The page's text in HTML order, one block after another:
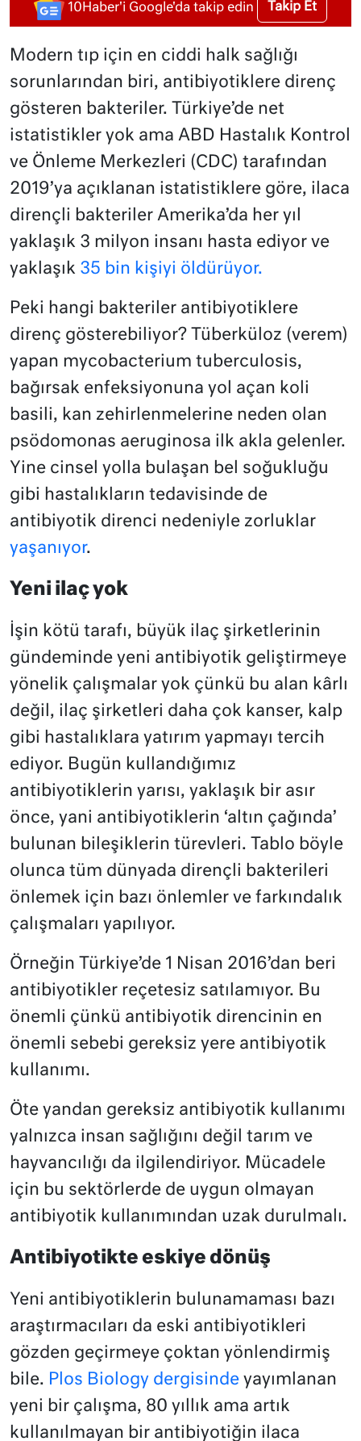
10Haber'i Google'da takip edin Takip Et
Modern tıp için en ciddi halk sağlığı
sorunlarından biri, antibiyotiklere direnç
gösteren bakteriler. Türkiye’de net
istatistikler yok ama ABD Hastalık Kontrol
ve Önleme Merkezleri (CDC) tarafından
2019’ya açıklanan istatistiklere göre, ilaca
dirençli bakteriler Amerika’da her yıl
yaklaşık 3 milyon insanı hasta ediyor ve
yaklaşık 35 bin kişiyi öldürüyor.
Peki hangi bakteriler antibiyotiklere
direnç gösterebiliyor? Tüberküloz (verem)
yapan mycobacterium tuberculosis,
bağırsak enfeksiyonuna yol açan koli
basili, kan zehirlenmelerine neden olan
psödomonas aeruginosa ilk akla gelenler.
Yine cinsel yolla bulaşan bel soğukluğu
gibi hastalıkların tedavisinde de
antibiyotik direnci nedeniyle zorluklar
yaşanıyor.
Yeni ilaç yok
İşin kötü tarafı, büyük ilaç şirketlerinin
gündeminde yeni antibiyotik geliştirmeye
yönelik çalışmalar yok çünkü bu alan kârlı
değil, ilaç şirketleri daha çok kanser, kalp
gibi hastalıklara yatırım yapmayı tercih
ediyor. Bugün kullandığımız
antibiyotiklerin yarısı, yaklaşık bir asır
önce, yani antibiyotiklerin ‘altın çağında’
bulunan bileşiklerin türevleri. Tablo böyle
olunca tüm dünyada dirençli bakterileri
önlemek için bazı önlemler ve farkındalık
çalışmaları yapılıyor.
Örneğin Türkiye’de 1 Nisan 2016’dan beri
antibiyotikler reçetesiz satılamıyor. Bu
önemli çünkü antibiyotik direncinin en
önemli sebebi gereksiz yere antibiyotik
kullanımı.
Öte yandan gereksiz antibiyotik kullanımı
yalnızca insan sağlığını değil tarım ve
hayvancılığı da ilgilendiriyor. Mücadele
için bu sektörlerde de uygun olmayan
antibiyotik kullanımından uzak durulmalı.
Antibiyotikte eskiye dönüş
Yeni antibiyotiklerin bulunamaması bazı
araştırmacıları da eski antibiyotikleri
gözden geçirmeye çoktan yönlendirmiş
bile. Plos Biology dergisinde yayımlanan
yeni bir çalışma, 80 yıllık ama artık
kullanılmayan bir antibiyotiğin ilaca